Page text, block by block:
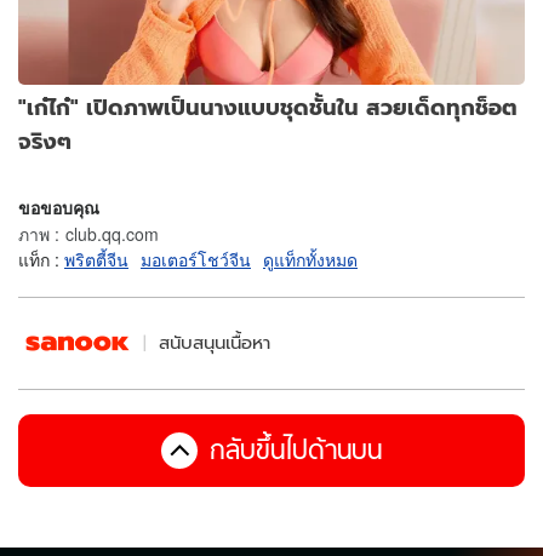
"เก๋ไก๋" เปิดภาพเป็นนางแบบชุดชั้นใน สวยเด็ดทุกช็อต
จริงๆ
ขอขอบคุณ
ภาพ : club.qq.com
แท็ก : พริตตี้จีน มอเตอร์โชว์จีน ดูแท็กทั้งหมด
สนับสนุนเนื้อหา
กลับขึ้นไปด้านบน